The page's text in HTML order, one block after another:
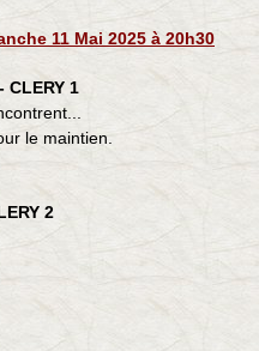
11 Mai 2025 à 20h30
CLERY 1
le maintien.
2